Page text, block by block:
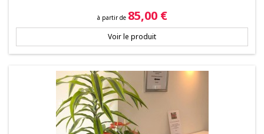
Prix
à partir de 85,00 €
Voir le produit